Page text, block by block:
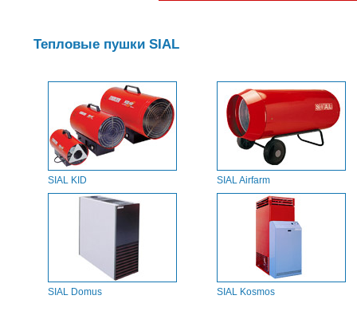
Тепловые пушки SIAL
SIAL KID SIAL Airfarm
SIAL Domus SIAL Kosmos